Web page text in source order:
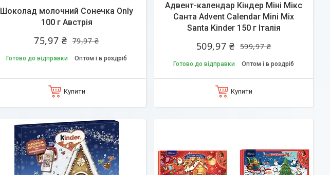
Шоколад молочний Сонечка Only
100 г Австрія
79,97 ₴
75,97 ₴
Готово до відправки Оптом і в роздріб
Купити
Адвент-календар Кіндер Miні Miкс
Санта Advent Calendar Mini Mix
Santa Kinder 150 г Італія
599,97 ₴
509,97 ₴
Готово до відправки Оптом і в роздріб
Купити